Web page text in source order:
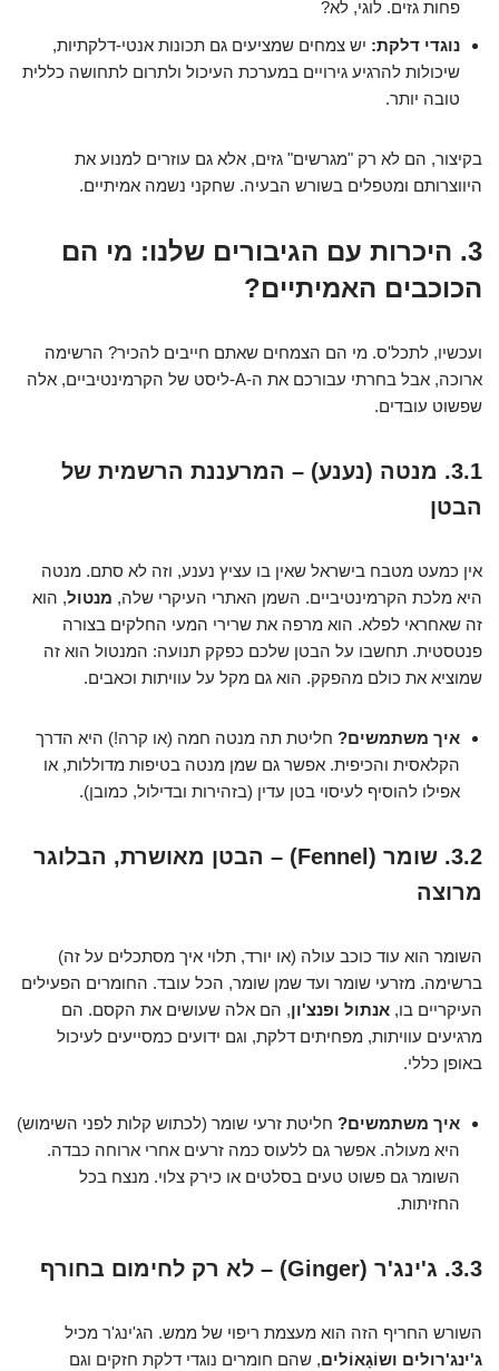
פחות גזים. לוגי, לא?
נוגדי דלקת: יש צמחים שמציעים גם תכונות אנטי-דלקתיות,
שיכולות להרגיע גירויים במערכת העיכול ולתרום לתחושה כללית
טובה יותר.
בקיצור, הם לא רק "מגרשים" גזים, אלא גם עוזרים למנוע את
היווצרותם ומטפלים בשורש הבעיה. שחקני נשמה אמיתיים.
3. היכרות עם הגיבורים שלנו: מי הם
הכוכבים האמיתיים?
ועכשיו, לתכל'ס. מי הם הצמחים שאתם חייבים להכיר? הרשימה
ארוכה, אבל בחרתי עבורכם את ה-A-ליסט של הקרמינטיביים, אלה
שפשוט עובדים.
3.1. מנטה (נענע) – המרעננת הרשמית של
הבטן
אין כמעט מטבח בישראל שאין בו עציץ נענע, וזה לא סתם. מנטה
היא מלכת הקרמינטיביים. השמן האתרי העיקרי שלה, מנטול, הוא
זה שאחראי לפלא. הוא מרפה את שרירי המעי החלקים בצורה
פנטסטית. תחשבו על הבטן שלכם כפקק תנועה: המנטול הוא זה
שמוציא את כולם מהפקק. הוא גם מקל על עוויתות וכאבים.
איך משתמשים? חליטת תה מנטה חמה (או קרה!) היא הדרך
הקלאסית והכיפית. אפשר גם שמן מנטה בטיפות מדוללות, או
אפילו להוסיף לעיסוי בטן עדין (בזהירות ובדילול, כמובן).
3.2. שומר (Fennel) – הבטן מאושרת, הבלוגר
מרוצה
השומר הוא עוד כוכב עולה (או יורד, תלוי איך מסתכלים על זה)
ברשימה. מזרעי שומר ועד שמן שומר, הכל עובד. החומרים הפעילים
העיקריים בו, אנתול ופנצ'ון, הם אלה שעושים את הקסם. הם
מרגיעים עוויתות, מפחיתים דלקת, וגם ידועים כמסייעים לעיכול
באופן כללי.
איך משתמשים? חליטת זרעי שומר (לכתוש קלות לפני השימוש)
היא מעולה. אפשר גם ללעוס כמה זרעים אחרי ארוחה כבדה.
השומר גם פשוט טעים בסלטים או כירק צלוי. מנצח בכל
החזיתות.
3.3. ג'ינג'ר (Ginger) – לא רק לחימום בחורף
השורש החריף הזה הוא מעצמת ריפוי של ממש. הג'ינג'ר מכיל
ג'ינג'רולים ושוֹגָאוֹלים, שהם חומרים נוגדי דלקת חזקים וגם